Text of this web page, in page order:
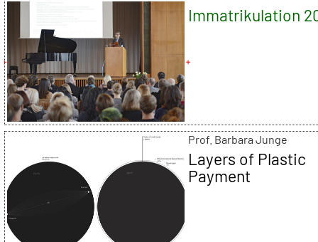
Immatrikulation
Prof. Barbara Junge
Layers of Plastic
Payment